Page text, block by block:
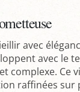
avec
avec le
complexe. Ce
raffinées sur